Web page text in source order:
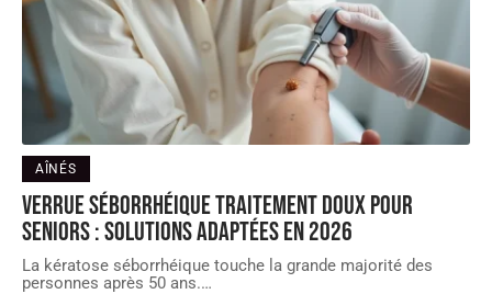
AÎNÉS
Verrue séborrhéique traitement doux pour
seniors : solutions adaptées en 2026
La kératose séborrhéique touche la grande majorité des
personnes après 50 ans.…